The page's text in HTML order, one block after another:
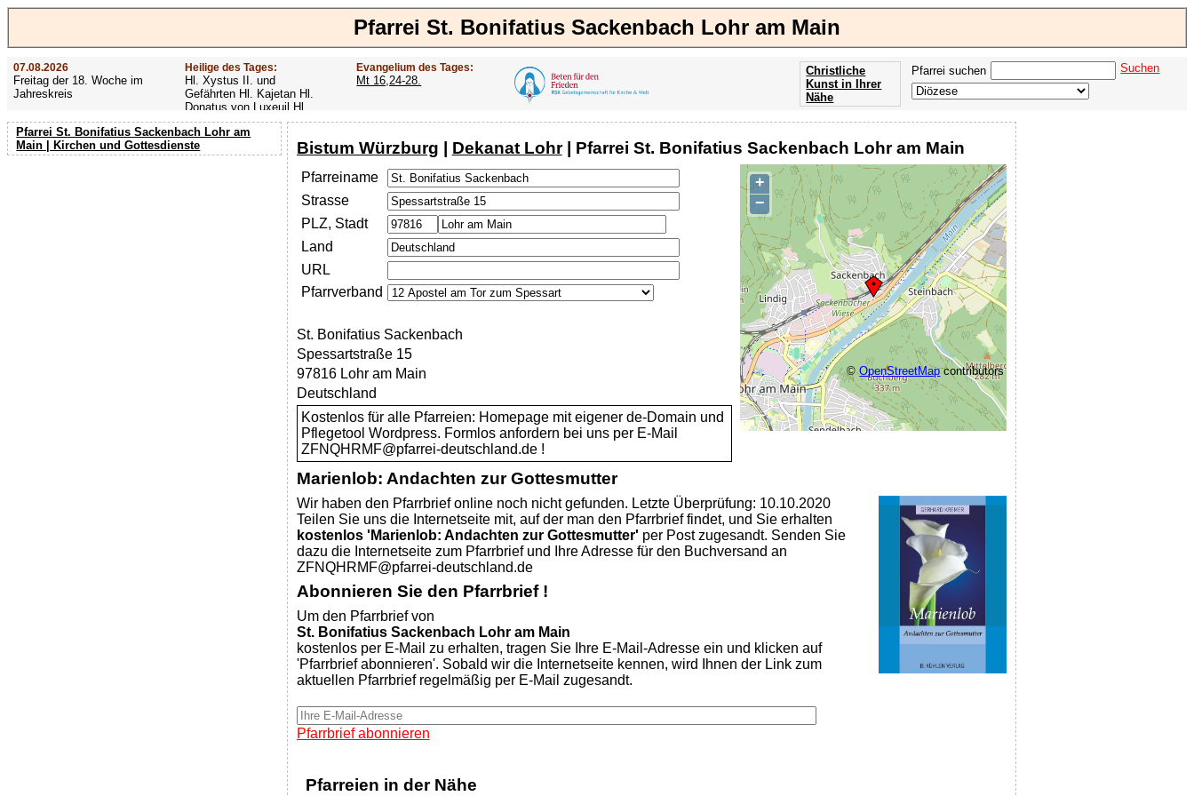
Pfarrei St. Bonifatius Sackenbach Lohr am Main
07.08.2026
Freitag der 18. Woche im
Jahreskreis
Heilige des Tages:
Hl. Xystus II. und
Gefährten Hl. Kajetan Hl.
Donatus von Luxeuil Hl.
Afra
Evangelium des Tages:
Mt 16,24-28.
Pfarrei suchen Suchen
Christliche
Kunst in Ihrer
Nähe
Pfarrei St. Bonifatius Sackenbach Lohr am
Main | Kirchen und Gottesdienste
Bistum Würzburg | Dekanat Lohr| Pfarrei St. Bonifatius Sackenbach Lohr am Main
+
−
©OpenStreetMapcontributors
Pfarreiname
Strasse
PLZ, Stadt
Land
URL
Pfarrverband
St. Bonifatius Sackenbach
Spessartstraße 15
97816 Lohr am Main
Deutschland
Kostenlos für alle Pfarreien: Homepage mit eigener de-Domain und
Pflegetool Wordpress. Formlos anfordern bei uns per E-Mail
ZFNQHRMF@pfarrei-deutschland.de !
Marienlob: Andachten zur Gottesmutter
Wir haben den Pfarrbrief online noch nicht gefunden. Letzte Überprüfung: 10.10.2020
Teilen Sie uns die Internetseite mit, auf der man den Pfarrbrief findet, und Sie erhalten
kostenlos 'Marienlob: Andachten zur Gottesmutter' per Post zugesandt. Senden Sie
dazu die Internetseite zum Pfarrbrief und Ihre Adresse für den Buchversand an
ZFNQHRMF@pfarrei-deutschland.de
Abonnieren Sie den Pfarrbrief !
Um den Pfarrbrief von
St. Bonifatius Sackenbach Lohr am Main
kostenlos per E-Mail zu erhalten, tragen Sie Ihre E-Mail-Adresse ein und klicken auf
'Pfarrbrief abonnieren'. Sobald wir die Internetseite kennen, wird Ihnen der Link zum
aktuellen Pfarrbrief regelmäßig per E-Mail zugesandt.
Pfarrbrief abonnieren
Pfarreien in der Nähe